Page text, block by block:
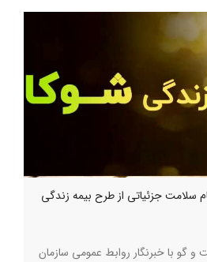
سلامت جزئیاتی از طرح بیمه زندگی
گو با خبرنگار روابط عمومی سازمان